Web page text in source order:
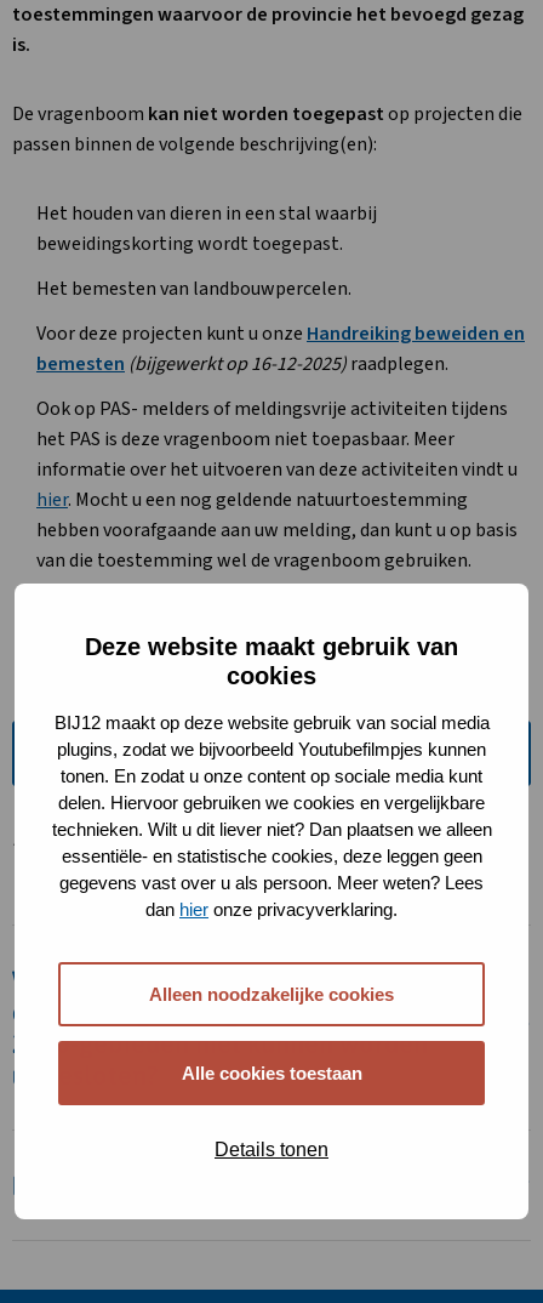
Deze website maakt gebruik van
cookies
BIJ12 maakt op deze website gebruik van social media
plugins, zodat we bijvoorbeeld Youtubefilmpjes kunnen
tonen. En zodat u onze content op sociale media kunt
delen. Hiervoor gebruiken we cookies en vergelijkbare
technieken. Wilt u dit liever niet? Dan plaatsen we alleen
essentiële- en statistische cookies, deze leggen geen
gegevens vast over u als persoon. Meer weten? Lees
dan hier onze privacyverklaring.
Alleen noodzakelijke cookies
Alle cookies toestaan
Details tonen
toestemmingen waarvoor de provincie het bevoegd gezag
is.
De vragenboom kan niet worden toegepastop projecten die
passen binnen de volgende beschrijving(en):
Het houden van dieren in een stal waarbij
beweidingskorting wordt toegepast.
Het bemesten van landbouwpercelen.
Voor deze projecten kunt u onze Handreiking beweiden en
bemesten Deze
opent
in
een
nieuw
tabblad
(bijgewerkt op 16-12-2025)raadplegen.
Ook op PAS- melders of meldingsvrije activiteiten tijdens
het PAS is deze vragenboom niet toepasbaar. Meer
informatie over het uitvoeren van deze activiteiten vindt u
hier. Mocht u een nog geldende natuurtoestemming
hebben voorafgaande aan uw melding, dan kunt u op basis
van die toestemming wel de vragenboom gebruiken.
waar het andere effecten dan die van stikstofdepositie
Ga naar de vragenboom vergunningverlening
Deze vragenboom is voor het laatst gewijzigd op 7-2-2025
(update Raad van State uitspraken intern salderen).
Wat als blijkt dat significante gevolgen
op stikstofgevoelige natuur in Natura
2000-gebieden niet kunnen worden
uitgesloten?
Disclaimer vragenboom